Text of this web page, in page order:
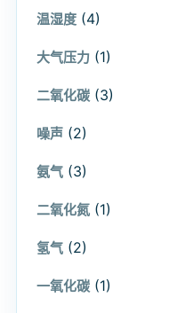
温湿度 (4)
大气压力 (1)
二氧化碳 (3)
噪声 (2)
氨气 (3)
二氧化氮 (1)
氢气 (2)
一氧化碳 (1)